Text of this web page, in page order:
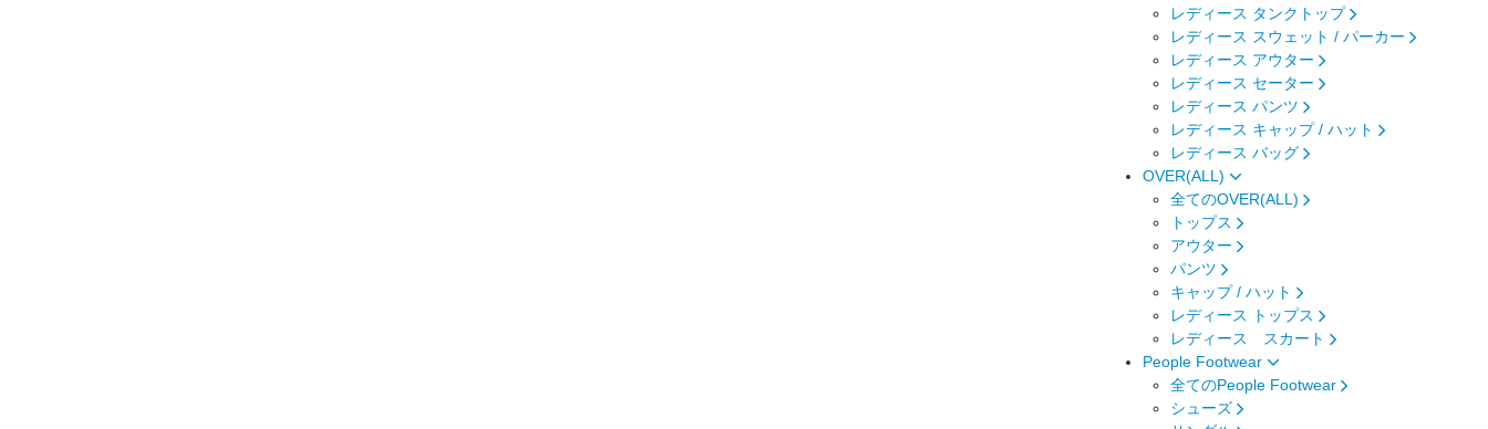
レディース タンクトップ
レディース スウェット / パーカー
レディース アウター
レディース セーター
レディース パンツ
レディース キャップ / ハット
レディース バッグ
OVER(ALL)
全てのOVER(ALL)
トップス
アウター
パンツ
キャップ / ハット
レディース トップス
レディース スカート
People Footwear
全てのPeople Footwear
シューズ